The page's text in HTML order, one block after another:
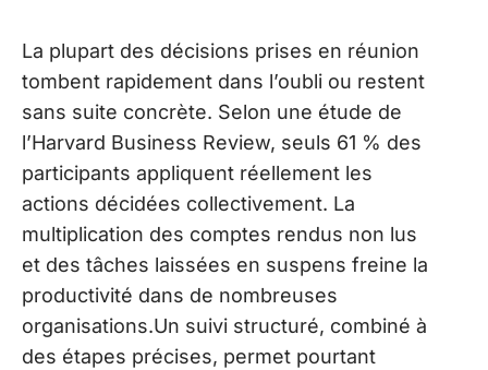
La plupart des décisions prises en réunion
tombent rapidement dans l’oubli ou restent
sans suite concrète. Selon une étude de
l’Harvard Business Review, seuls 61 % des
participants appliquent réellement les
actions décidées collectivement. La
multiplication des comptes rendus non lus
et des tâches laissées en suspens freine la
productivité dans de nombreuses
organisations.Un suivi structuré, combiné à
des étapes précises, permet pourtant